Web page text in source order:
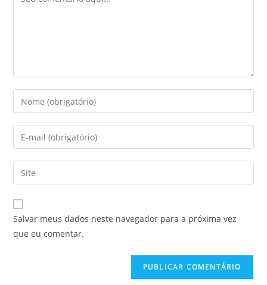
Digite
seu
nome
ou
de
usuário
para
comentar
Digite
seu
endereço
de
mail
para
comentar
Digite
o
URL
do
site
Salvar meus dados neste navegador para a próxima vez
que eu comentar.